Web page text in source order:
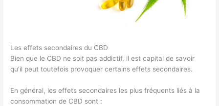
Les effets secondaires du CBD
Bien que le CBD ne soit pas addictif, il est capital de savoir
qu’il peut toutefois provoquer certains effets secondaires.
En général, les effets secondaires les plus fréquents liés à la
consommation de CBD sont :